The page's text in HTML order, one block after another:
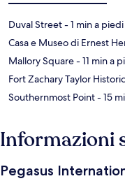
Duval Street- 1 min a piedi
Casa e Museo di Ernest
Mallory Square- 11 min a
Fort Zachary Taylor
Southernmost Point- 15
Informazioni
Pegasus